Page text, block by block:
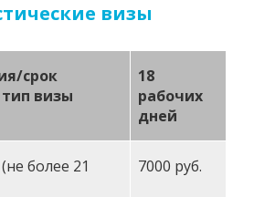
визы
срок
визы
18
рабочих
дней
более 21
7000 руб.